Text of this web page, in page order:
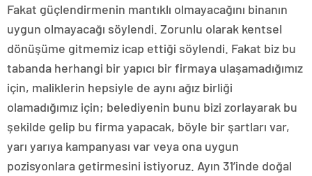
Fakat güçlendirmenin mantıklı olmayacağını binanın
uygun olmayacağı söylendi. Zorunlu olarak kentsel
dönüşüme gitmemiz icap ettiği söylendi. Fakat biz bu
tabanda herhangi bir yapıcı bir firmaya ulaşamadığımız
için, maliklerin hepsiyle de aynı ağız birliği
olamadığımız için; belediyenin bunu bizi zorlayarak bu
şekilde gelip bu firma yapacak, böyle bir şartları var,
yarı yarıya kampanyası var veya ona uygun
pozisyonlara getirmesini istiyoruz. Ayın 31’inde doğal